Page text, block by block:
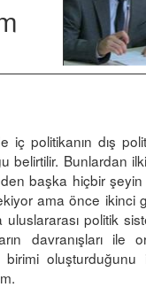
politikanın dış
belirtilir. Bunlardan
başka hiçbir
ama önce ikinci
politik
davranışları ile
birimi oluşturduğunu